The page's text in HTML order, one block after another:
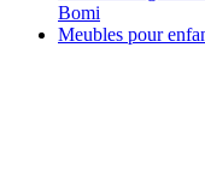
Bomi
Meubles pour